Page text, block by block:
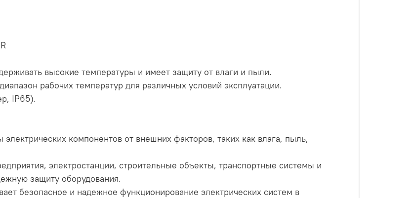
высокие температуры и имеет защиту от влаги и пыли.
рабочих температур для различных условий эксплуатации.
IP65).
компонентов от внешних факторов, таких как влага, пыль,
электростанции, строительные объекты, транспортные системы и
защиту оборудования.
безопасное и надежное функционирование электрических систем в